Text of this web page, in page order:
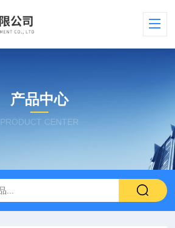
产品中心
PRODUCT CENTER